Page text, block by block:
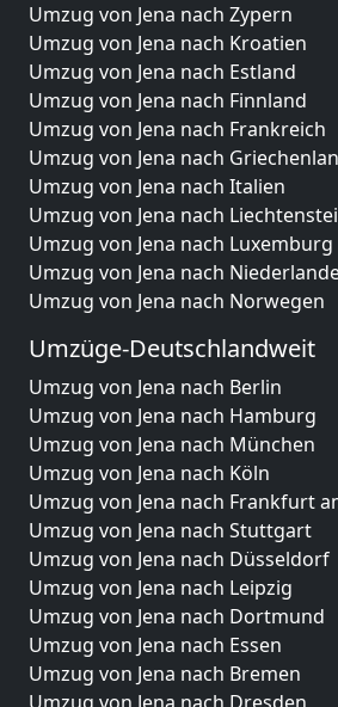
Umzug von Jena nach Zypern
Umzug von Jena nach Kroatien
Umzug von Jena nach Estland
Umzug von Jena nach Finnland
Umzug von Jena nach Frankreich
Umzug von Jena nach
Umzug von Jena nach Italien
Umzug von Jena nach
Umzug von Jena nach Luxemburg
Umzug von Jena nach
Umzug von Jena nach Norwegen
Umzüge-Deutschlandweit
Umzug von Jena nach Berlin
Umzug von Jena nach Hamburg
Umzug von Jena nach München
Umzug von Jena nach Köln
Umzug von Jena nach Frankfurt
Umzug von Jena nach Stuttgart
Umzug von Jena nach Düsseldorf
Umzug von Jena nach Leipzig
Umzug von Jena nach Dortmund
Umzug von Jena nach Essen
Umzug von Jena nach Bremen